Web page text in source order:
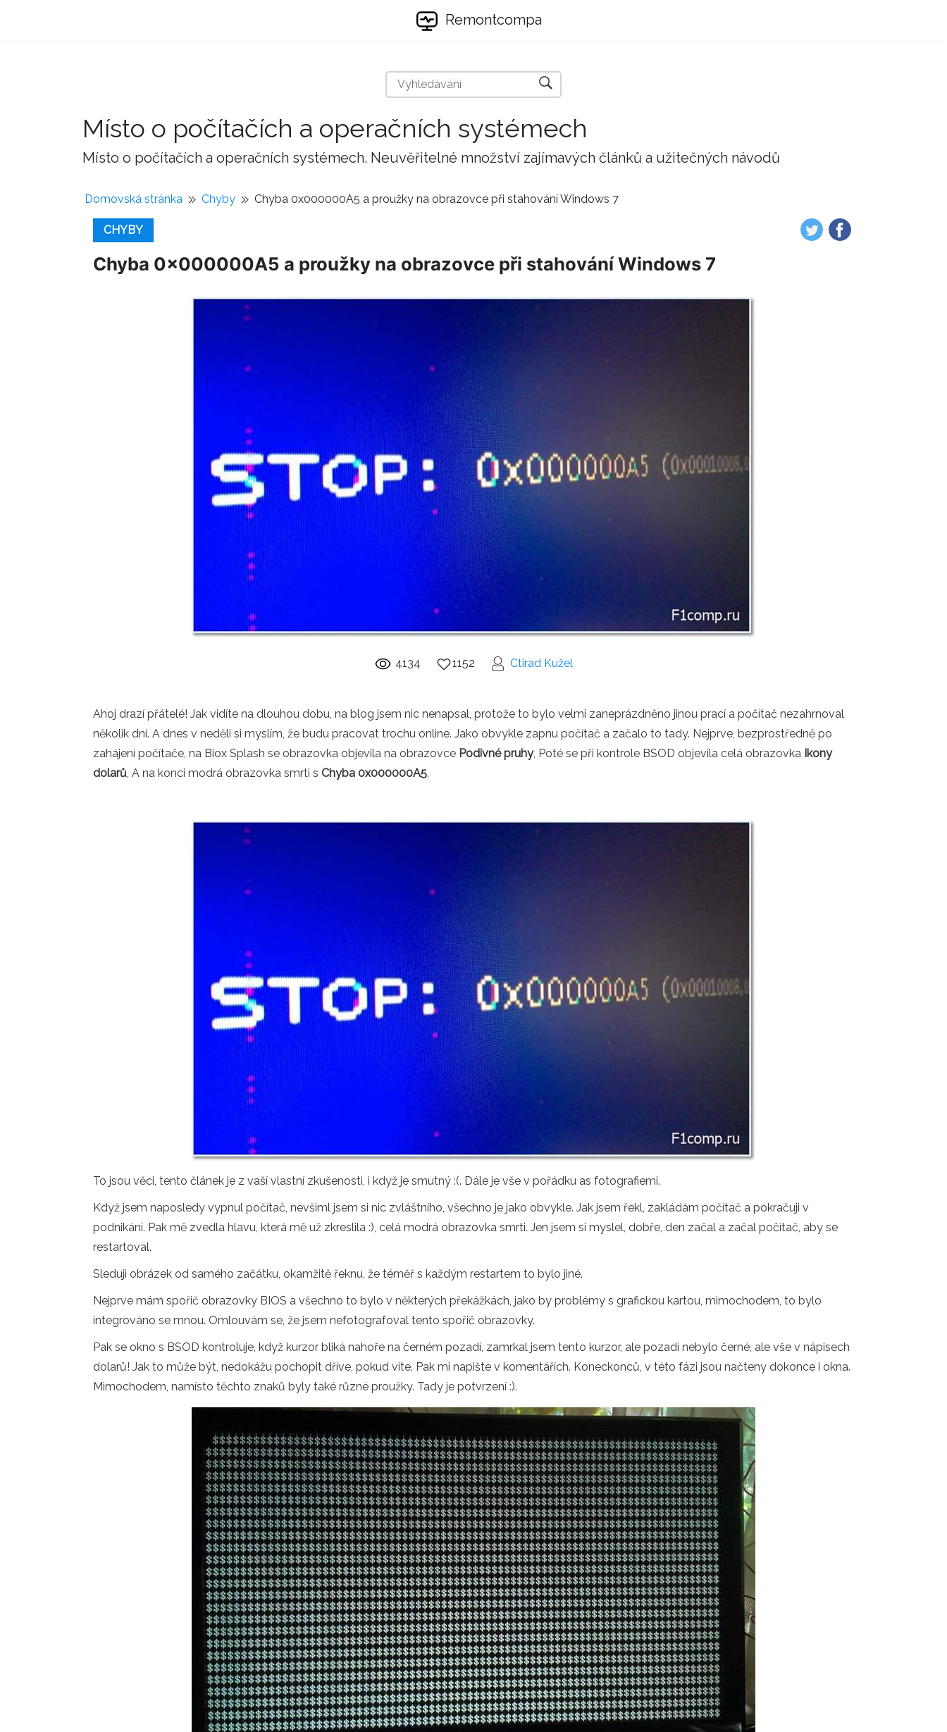
Remontcompa
Místo o počítačích a operačních systémech
Místo o počítačích a operačních systémech. Neuvěřitelné množství zajímavých článků a užitečných návodů
Domovská stránka Chyby Chyba 0x000000A5 a proužky na obrazovce při stahování Windows 7
CHYBY
Chyba 0x000000A5 a proužky na obrazovce při stahování Windows 7
4134 1152 Ctirad Kužel
Ahoj drazí přátelé! Jak vidíte na dlouhou dobu, na blog jsem nic nenapsal, protože to bylo velmi zaneprázdněno jinou prací a počítač nezahrnoval
několik dní. A dnes v neděli si myslím, že budu pracovat trochu online. Jako obvykle zapnu počítač a začalo to tady. Nejprve, bezprostředně po
zahájení počítače, na Biox Splash se obrazovka objevila na obrazovce Podivné pruhy, Poté se při kontrole BSOD objevila celá obrazovka Ikony
dolarů, A na konci modrá obrazovka smrti s Chyba 0x000000A5.
To jsou věci, tento článek je z vaší vlastní zkušenosti, i když je smutný :(. Dále je vše v pořádku as fotografiemi.
Když jsem naposledy vypnul počítač, nevšiml jsem si nic zvláštního, všechno je jako obvykle. Jak jsem řekl, zakládám počítač a pokračuji v
podnikání. Pak mě zvedla hlavu, která mě už zkreslila :), celá modrá obrazovka smrti. Jen jsem si myslel, dobře, den začal a začal počítač, aby se
restartoval.
Sleduji obrázek od samého začátku, okamžitě řeknu, že téměř s každým restartem to bylo jiné.
Nejprve mám spořič obrazovky BIOS a všechno to bylo v některých překážkách, jako by problémy s grafickou kartou, mimochodem, to bylo
integrováno se mnou. Omlouvám se, že jsem nefotografoval tento spořič obrazovky.
Pak se okno s BSOD kontroluje, když kurzor bliká nahoře na černém pozadí, zamrkal jsem tento kurzor, ale pozadí nebylo černé, ale vše v nápisech
dolarů! Jak to může být, nedokážu pochopit dříve, pokud víte. Pak mi napište v komentářích. Koneckonců, v této fázi jsou načteny dokonce i okna.
Mimochodem, namísto těchto znaků byly také různé proužky. Tady je potvrzení :).